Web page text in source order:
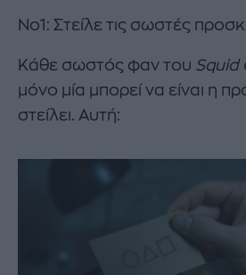
Νο1: Στείλε τις σωστές
Κάθε σωστός φαν του Squid
μόνο μία μπορεί να είναι η
στείλει. Αυτή: